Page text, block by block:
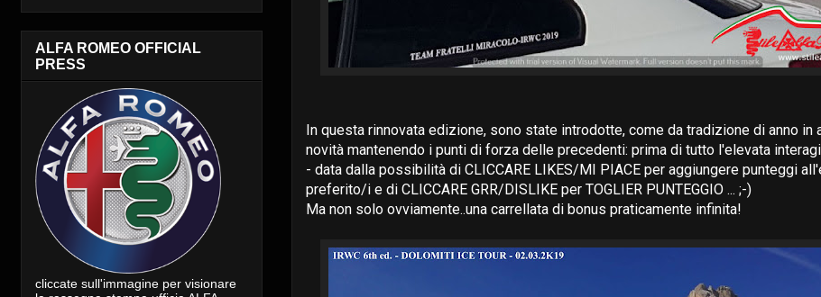
In questa rinnovata edizione, sono state introdotte, come da tradizione di anno in
novità mantenendo i punti di forza delle precedenti: prima di tutto l'elevata
- data dalla possibilità di CLICCARE LIKES/MI PIACE per aggiungere punteggi
preferito/i e di CLICCARE GRR/DISLIKE per TOGLIER PUNTEGGIO ... ;-)
Ma non solo ovviamente..una carrellata di bonus praticamente infinita!
ALFA ROMEO OFFICIAL
PRESS
cliccate sull'immagine per visionare